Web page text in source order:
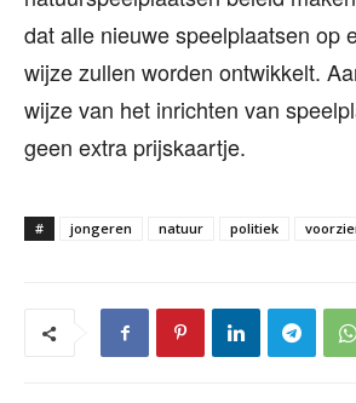
dat alle nieuwe speelplaatsen op
wijze zullen worden ontwikkelt.
wijze van het inrichten van
geen extra prijskaartje.
# jongeren natuur politiek